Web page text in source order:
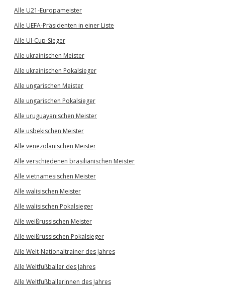
Alle U21-Europameister
Alle UEFA-Präsidenten in einer Liste
Alle UI-Cup-Sieger
Alle ukrainischen Meister
Alle ukrainischen Pokalsieger
Alle ungarischen Meister
Alle ungarischen Pokalsieger
Alle uruguayanischen Meister
Alle usbekischen Meister
Alle venezolanischen Meister
Alle verschiedenen brasilianischen Meister
Alle vietnamesischen Meister
Alle walisischen Meister
Alle walisischen Pokalsieger
Alle weißrussischen Meister
Alle weißrussischen Pokalsieger
Alle Welt-Nationaltrainer des Jahres
Alle Weltfußballer des Jahres
Alle Weltfußballerinnen des Jahres